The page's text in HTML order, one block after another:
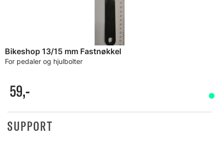
Bikeshop 13/15 mm Fastnøkkel
For pedaler og hjulbolter
59,-
SUPPORT